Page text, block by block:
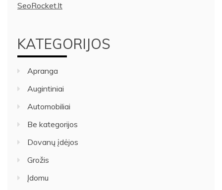
SeoRocket.lt
KATEGORIJOS
Apranga
Augintiniai
Automobiliai
Be kategorijos
Dovanų įdėjos
Grožis
Įdomu